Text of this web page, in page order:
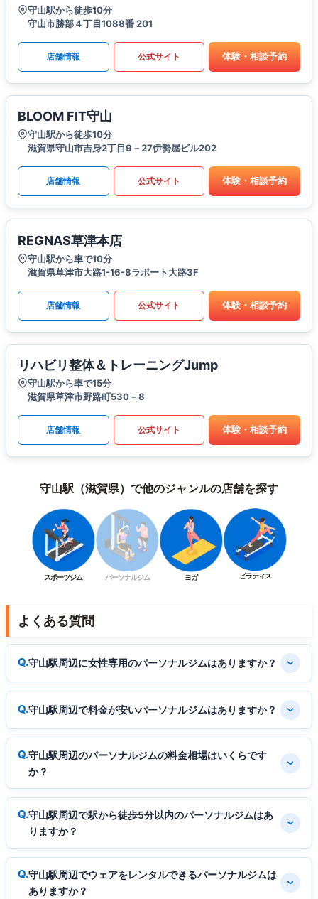
守山駅から徒歩10分
守山市勝部４丁目1088番 201
店舗情報 公式サイト 体験・相談予約
BLOOM FIT守山
守山駅から徒歩10分
滋賀県守山市吉身2丁目9－27伊勢屋ビル202
店舗情報 公式サイト 体験・相談予約
REGNAS草津本店
守山駅から車で10分
滋賀県草津市大路1-16-8ラポート大路3F
店舗情報 公式サイト 体験・相談予約
リハビリ整体＆トレーニングJump
守山駅から車で15分
滋賀県草津市野路町530－8
店舗情報 公式サイト 体験・相談予約
守山駅（滋賀県）で他のジャンルの店舗を探す
スポーツジム パーソナルジム ヨガ ピラティス
よくある質問
守山駅周辺に女性専用のパーソナルジムはありますか？
守山駅周辺で料金が安いパーソナルジムはありますか？
守山駅周辺のパーソナルジムの料金相場はいくらです
か？
守山駅周辺で駅から徒歩5分以内のパーソナルジムはあ
りますか？
守山駅周辺でウェアをレンタルできるパーソナルジムは
ありますか？